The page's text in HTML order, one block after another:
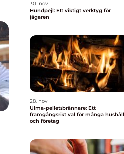
30. nov
Hundpejl: Ett viktigt verktyg för
jägaren
28. nov
Ulma-pelletsbrännare: Ett
framgångsrikt val för många hushåll
och företag